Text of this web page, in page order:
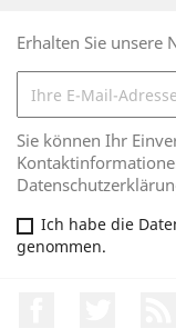
Erhalten Sie unsere
Sie können Ihr
Ich habe die
genommen.